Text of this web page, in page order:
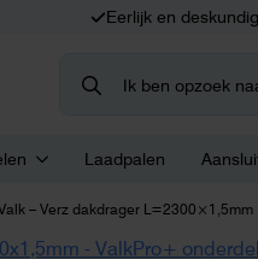
Eerlijk en
for:
Laadpalen
– Verz dakdrager L=2300×1,5mm